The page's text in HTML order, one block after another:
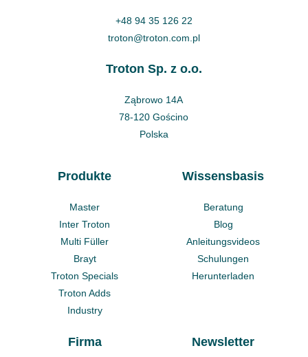
+48 94 35 126 22
troton@troton.com.pl
Troton Sp. z o.o.
Ząbrowo 14A
78-120 Gościno
Polska
Produkte
Master
Inter Troton
Multi Füller
Brayt
Troton Specials
Troton Adds
Industry
Wissensbasis
Beratung
Blog
Anleitungsvideos
Schulungen
Herunterladen
Firma Newsletter